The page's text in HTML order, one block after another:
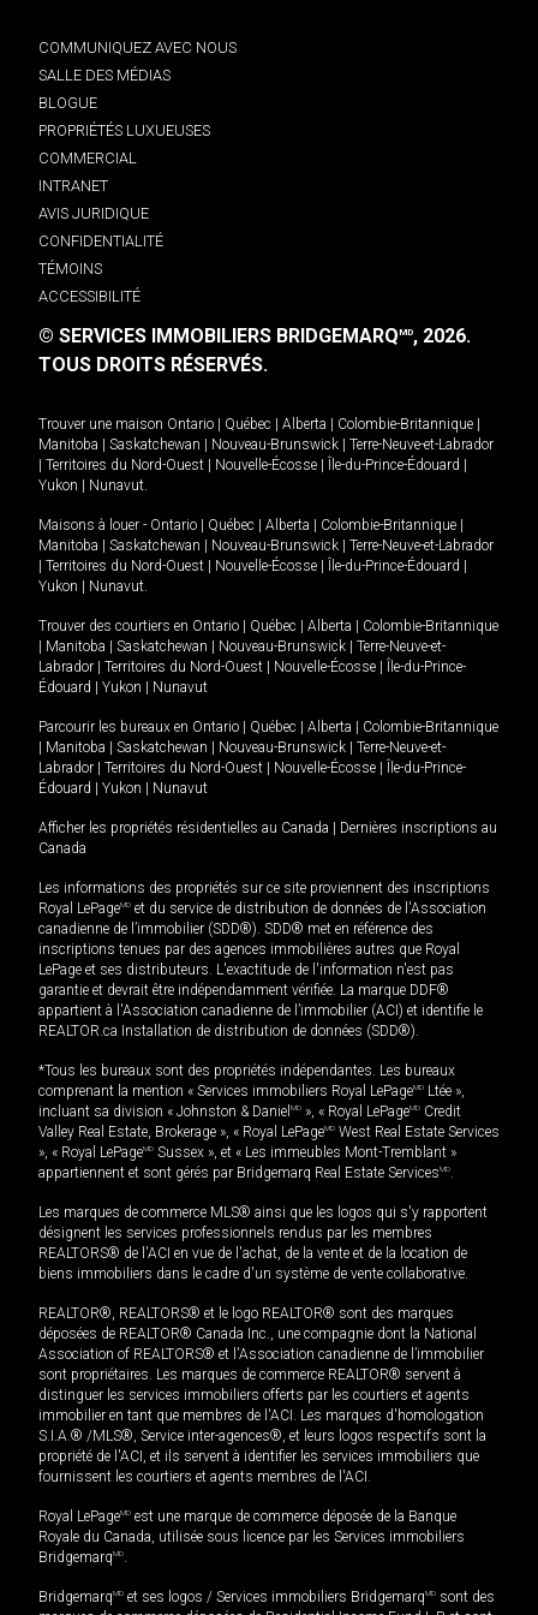
COMMUNIQUEZ AVEC NOUS
SALLE DES MÉDIAS
BLOGUE
PROPRIÉTÉS LUXUEUSES
COMMERCIAL
INTRANET
AVIS JURIDIQUE
CONFIDENTIALITÉ
TÉMOINS
ACCESSIBILITÉ
© SERVICES IMMOBILIERS BRIDGEMARQMD, 2026.
TOUS DROITS RÉSERVÉS.
Trouver une maison Ontario Québec Alberta Colombie-Britannique
Manitoba
Saskatchewan Nouveau-Brunswick
Terre-Neuve-et-Labrador
Territoires du Nord-Ouest Nouvelle-Écosse Île-du-Prince-Édouard
Yukon
Nunavut.
Maisons à louer - Ontario Québec Alberta Colombie-Britannique
Manitoba
Saskatchewan Nouveau-Brunswick
Terre-Neuve-et-Labrador
Territoires du Nord-Ouest Nouvelle-Écosse Île-du-Prince-Édouard
Yukon
Nunavut.
Trouver des courtiers en Ontario Québec Alberta
Colombie-Britannique
Manitoba Saskatchewan Nouveau-Brunswick
Terre-Neuve-et-
Labrador
Territoires du Nord-Ouest Nouvelle-Écosse
Île-du-Prince-
Édouard
Yukon Nunavut
Parcourir les bureaux en Ontario Québec Alberta
Colombie-Britannique
Manitoba Saskatchewan Nouveau-Brunswick
Terre-Neuve-et-
Labrador
Territoires du Nord-Ouest Nouvelle-Écosse
Île-du-Prince-
Édouard
Yukon Nunavut
Afficher les propriétés résidentielles au Canada
Dernières inscriptions au
Canada
Les informations des propriétés sur ce site proviennent des inscriptions
Royal LePageMD et du service de distribution de données de l'Association
canadienne de l’immobilier (SDD®). SDD® met en référence des
inscriptions tenues par des agences immobilières autres que Royal
LePage et ses distributeurs. L'exactitude de l'information n'est pas
garantie et devrait être indépendamment vérifiée. La marque DDF®
appartient à l'Association canadienne de l’immobilier (ACI) et identifie le
REALTOR.ca Installation de distribution de données (SDD®).
*Tous les bureaux sont des propriétés indépendantes. Les bureaux
comprenant la mention « Services immobiliers Royal LePageMD Ltée »,
incluant sa division « Johnston & Daniel MD », « Royal LePageMD Credit
Valley Real Estate, Brokerage », « Royal LePageMD West Real Estate Services
», « Royal LePageMD Sussex », et « Les immeubles Mont-Tremblant »
appartiennent et sont gérés par Bridgemarq Real Estate ServicesMD.
Les marques de commerce MLS® ainsi que les logos qui s'y rapportent
désignent les services professionnels rendus par les membres
REALTORS® de l'ACI en vue de l'achat, de la vente et de la location de
biens immobiliers dans le cadre d'un système de vente collaborative.
REALTOR®, REALTORS® et le logo REALTOR® sont des marques
déposées de REALTOR® Canada Inc., une compagnie dont la National
Association of REALTORS® et l'Association canadienne de l’immobilier
sont propriétaires. Les marques de commerce REALTOR® servent à
distinguer les services immobiliers offerts par les courtiers et agents
immobilier en tant que membres de l'ACI. Les marques d'homologation
S.I.A.® /MLS®, Service inter-agences®, et leurs logos respectifs sont la
propriété de l'ACI, et ils servent à identifier les services immobiliers que
fournissent les courtiers et agents membres de l'ACI.
Royal LePageMD est une marque de commerce déposée de la Banque
Royale du Canada, utilisée sous licence par les Services immobiliers
BridgemarqMD.
BridgemarqMD et ses logos / Services immobiliers BridgemarqMD sont des